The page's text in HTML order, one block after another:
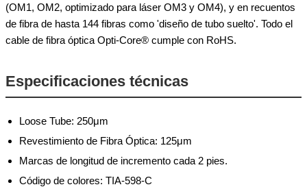
(OM1, OM2, optimizado para láser OM3 y OM4), y en recuentos
de fibra de hasta 144 fibras como 'diseño de tubo suelto'. Todo el
cable de fibra óptica Opti-Core® cumple con RoHS.
Especificaciones técnicas
Loose Tube: 250μm
Revestimiento de Fibra Óptica: 125μm
Marcas de longitud de incremento cada 2 pies.
Código de colores: TIA-598-C